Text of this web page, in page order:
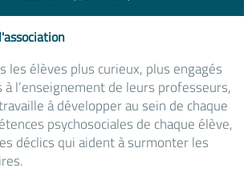
les élèves plus curieux, plus engagés
l’enseignement de leurs professeurs,
à développer au sein de chaque
psychosociales de chaque élève,
déclics qui aident à surmonter les